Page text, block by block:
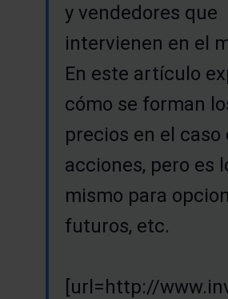
y vendedores que
intervienen en el
En este artículo
cómo se forman
precios en el caso
acciones, pero es
mismo para
futuros, etc.
[url=http://